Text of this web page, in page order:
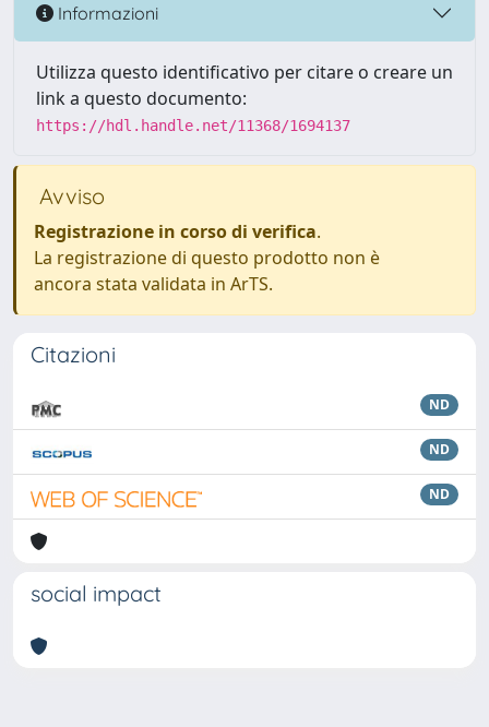
Informazioni
Utilizza questo identificativo per citare o creare un
link a questo documento:
https://hdl.handle.net/11368/1694137
Avviso
Registrazione in corso di verifica.
La registrazione di questo prodotto non è
ancora stata validata in ArTS.
Citazioni
ND
ND
ND
social impact